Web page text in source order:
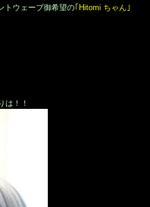
トウェーブ御希望の｢Hitomi ちゃん｣
は！！